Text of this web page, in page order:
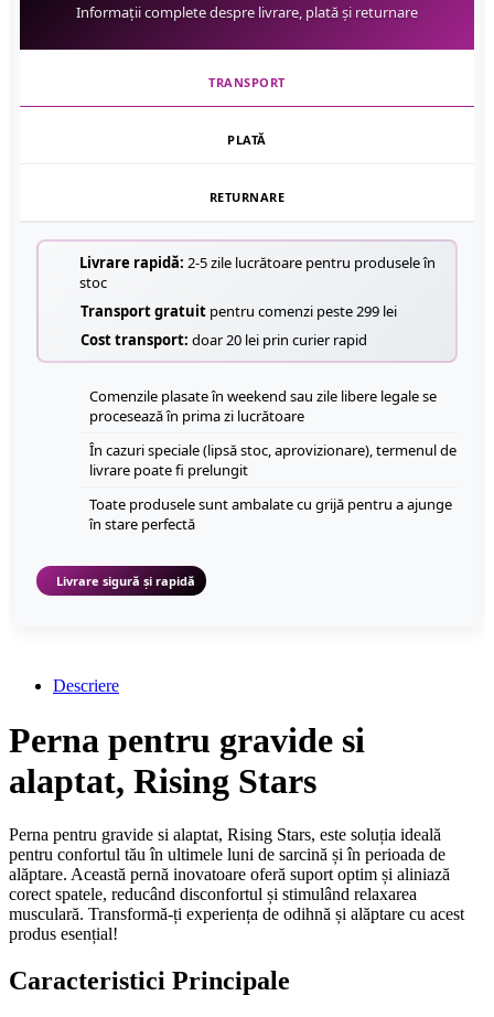
Informații complete despre livrare, plată și returnare
TRANSPORT
PLATĂ
RETURNARE
Livrare rapidă: 2-5 zile lucrătoare pentru produsele în
stoc
Transport gratuit pentru comenzi peste 299 lei
Cost transport: doar 20 lei prin curier rapid
Comenzile plasate în weekend sau zile libere legale se
procesează în prima zi lucrătoare
În cazuri speciale (lipsă stoc, aprovizionare), termenul de
livrare poate fi prelungit
Toate produsele sunt ambalate cu grijă pentru a ajunge
în stare perfectă
Livrare sigură și rapidă
Descriere
Perna pentru gravide si
alaptat, Rising Stars
Perna pentru gravide si alaptat, Rising Stars, este soluția ideală
pentru confortul tău în ultimele luni de sarcină și în perioada de
alăptare. Această pernă inovatoare oferă suport optim și aliniază
corect spatele, reducând disconfortul și stimulând relaxarea
musculară. Transformă-ți experiența de odihnă și alăptare cu acest
produs esențial!
Caracteristici Principale